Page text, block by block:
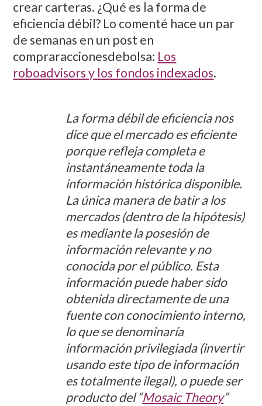
crear carteras. ¿Qué es la forma de
eficiencia débil? Lo comenté hace un par
de semanas en un post en
compraraccionesdebolsa: Los
roboadvisors y los fondos indexados.
La forma débil de eficiencia nos
dice que el mercado es eficiente
porque refleja completa e
instantáneamente toda la
información histórica disponible.
La única manera de batir a los
mercados (dentro de la hipótesis)
es mediante la posesión de
información relevante y no
conocida por el público. Esta
información puede haber sido
obtenida directamente de una
fuente con conocimiento interno,
lo que se denominaría
información privilegiada (invertir
usando este tipo de información
es totalmente ilegal), o puede ser
producto del “Mosaic Theory”